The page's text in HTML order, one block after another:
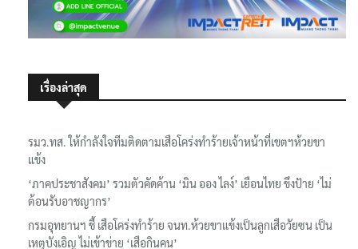
เรื่องล่าสุด
รมว.ทส. ให้กำลังใจทีมติดตามเสือโคร่งทำร้ายเจ้าหน้าที่เขตฯห้วยขา
‘ภาคประชาสังคม’ รวมตัวคัดค้าน ‘มิน ออง ไลง์’ เยือนไทย ขึงป้าย ‘ไม่
ต้อนรับอาชญากร’
กรมอุทยานฯ ชี้ เสือโคร่งทำร้าย จนท.ห้วยขาแข้งเป็นลูกเสือวัยซน เป็น